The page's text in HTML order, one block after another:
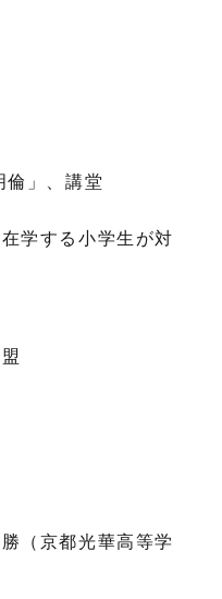
倫」、講堂
学する小学生が対
（京都光華高等学